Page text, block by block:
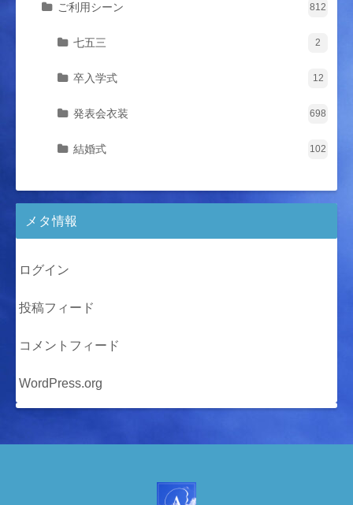
ご利用シーン 812
七五三 2
卒入学式 12
発表会衣装 698
結婚式 102
メタ情報
ログイン
投稿フィード
コメントフィード
WordPress.org